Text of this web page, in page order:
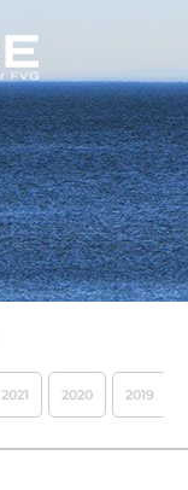
2021 2020 2019